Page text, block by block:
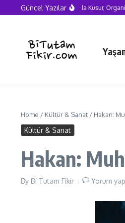
Skip to content
Güncel Yazılar
Yapay Zekâ Çağında Kusur, Organiklik
Home / Kültür & Sanat / Hakan:
Kültür & Sanat
Hakan:
By Bi Tutam Fikir Yorum